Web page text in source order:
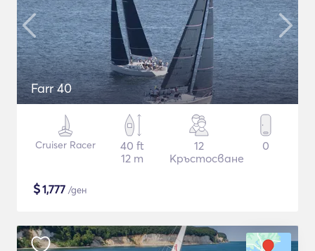
Farr 40
Cruiser Racer
40 ft
12 m
12
Кръстосване
0
$1,777 /ден